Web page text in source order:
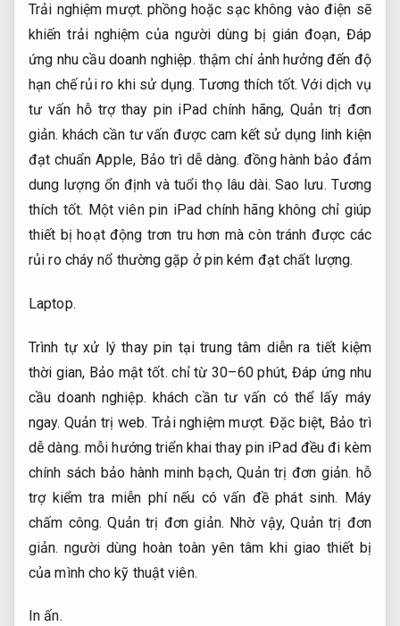
Trải nghiệm mượt. phồng hoặc sạc không vào điện sẽ
khiến trải nghiệm của người dùng bị gián đoạn, Đáp
ứng nhu cầu doanh nghiệp. thậm chí ảnh hưởng đến độ
hạn chế rủi ro khi sử dụng. Tương thích tốt. Với dịch vụ
tư vấn hỗ trợ thay pin iPad chính hãng, Quản trị đơn
giản. khách cần tư vấn được cam kết sử dụng linh kiện
đạt chuẩn Apple, Bảo trì dễ dàng. đồng hành bảo đảm
dung lượng ổn định và tuổi thọ lâu dài.Sao lưu. Tương
thích tốt. Một viên pin iPad chính hãng không chỉ giúp
thiết bị hoạt động trơn tru hơn mà còn tránh được các
rủi ro cháy nổ thường gặp ở pin kém đạt chất lượng.
Laptop.
Trình tự xử lý thay pin tại trung tâm diễn ra tiết kiệm
thời gian, Bảo mật tốt. chỉ từ 30–60 phút, Đáp ứng nhu
cầu doanh nghiệp. khách cần tư vấn có thể lấy máy
ngay.Quản trị web. Trải nghiệm mượt. Đặc biệt, Bảo trì
dễ dàng. mỗi hướng triển khai thay pin iPad đều đi kèm
chính sách bảo hành minh bạch,Quản trị đơn giản. hỗ
trợ kiểm tra miễn phí nếu có vấn đề phát sinh. Máy
chấm công. Quản trị đơn giản. Nhờ vậy,Quản trị đơn
giản. người dùng hoàn toàn yên tâm khi giao thiết bị
của mình cho kỹ thuật viên.
In ấn.